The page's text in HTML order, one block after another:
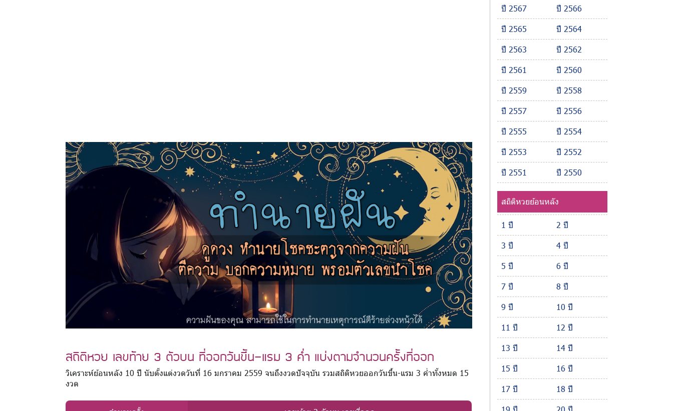
สถิติหวย เลขท้าย 3 ตัวบน ที่ออกวันขึ้น-แรม 3 ค่ำ แบ่งตามจำนวนครั้งที่ออก
วิเคราะห์ย้อนหลัง 10 ปี นับตั้งแต่งวดวันที่ 16 มกราคม 2559 จนถึงงวดปัจจุบัน รวมสถิติหวยออกวันขึ้น-แรม 3 ค่ำทั้งหมด 15
งวด
ปี 2567
ปี 2566
ปี 2565
ปี 2564
ปี 2563
ปี 2562
ปี 2561
ปี 2560
ปี 2559
ปี 2558
ปี 2557
ปี 2556
ปี 2555
ปี 2554
ปี 2553
ปี 2552
ปี 2551
ปี 2550
สถิติหวยย้อนหลัง
1 ปี
2 ปี
3 ปี
4 ปี
5 ปี
6 ปี
7 ปี
8 ปี
9 ปี
10 ปี
11 ปี
12 ปี
13 ปี
14 ปี
15 ปี
16 ปี
17 ปี
18 ปี